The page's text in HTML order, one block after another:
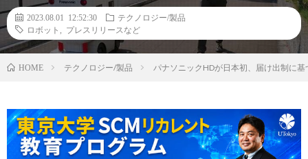
2023.08.01 12:52:30
テクノロジー/製品
ロボット
プレスリリースなど
HOME テクノロジー/製品 パナソニックHDが日本初、届け出制に